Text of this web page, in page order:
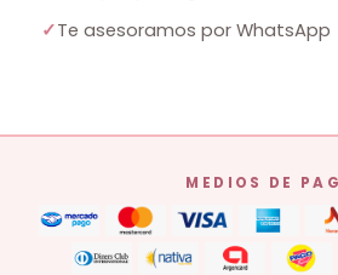
✓Te asesoramos por WhatsApp
MEDIOS DE